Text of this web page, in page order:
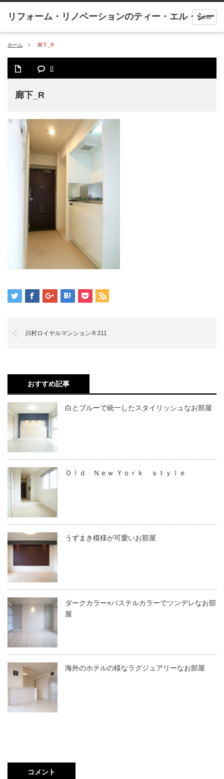
menu
ホーム 廊下_R
0
廊下_R
川村ロイヤルマンションＲ311
おすすめ記事
白とブルーで統一したスタイリッシュなお部屋
Ｏｌｄ Ｎｅｗ Ｙｏｒｋ ｓｔｙｌｅ
うずまき模様が可愛いお部屋
ダークカラー×パステルカラーでツンデレなお部
屋
海外のホテルの様なラグジュアリーなお部屋
コメント